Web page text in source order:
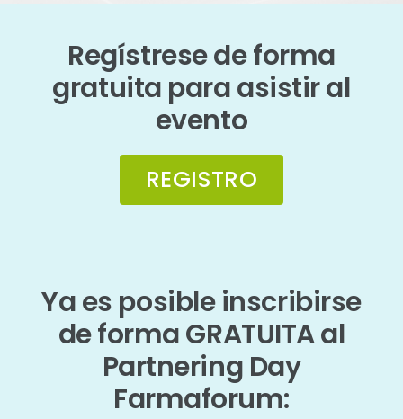
Regístrese de forma
gratuita para asistir al
evento
REGISTRO
Ya es posible inscribirse
de forma GRATUITA al
Partnering Day
Farmaforum: